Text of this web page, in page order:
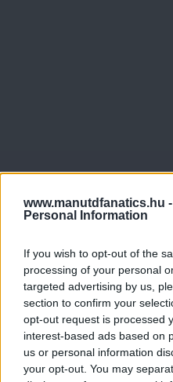
www.manutdfanatics.hu -
Personal Information
If you wish to opt-out of the
processing of your personal
targeted advertising by us,
section to confirm your
opt-out request is processed
interest-based ads based on
us or personal information
your opt-out. You may